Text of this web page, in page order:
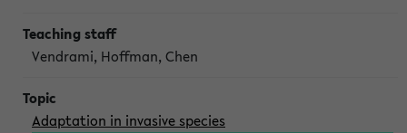
Vendrami, Hoffman, Chen
Adaptation in invasive species